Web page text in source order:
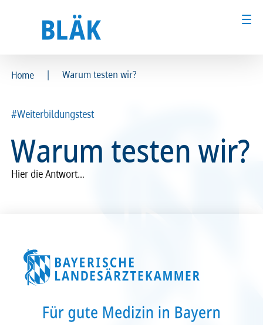
MFA & Fachpersonal
Patientinnen und Patienten
Karriere
Recht
Service & Kontakt
MFA & Fachpersonal
Patientinnen und Patienten
Karriere
Recht
Service & Kontakt
Home | Warum testen wir?
#Weiterbildungstest
Warum testen wir?
Hier die Antwort…